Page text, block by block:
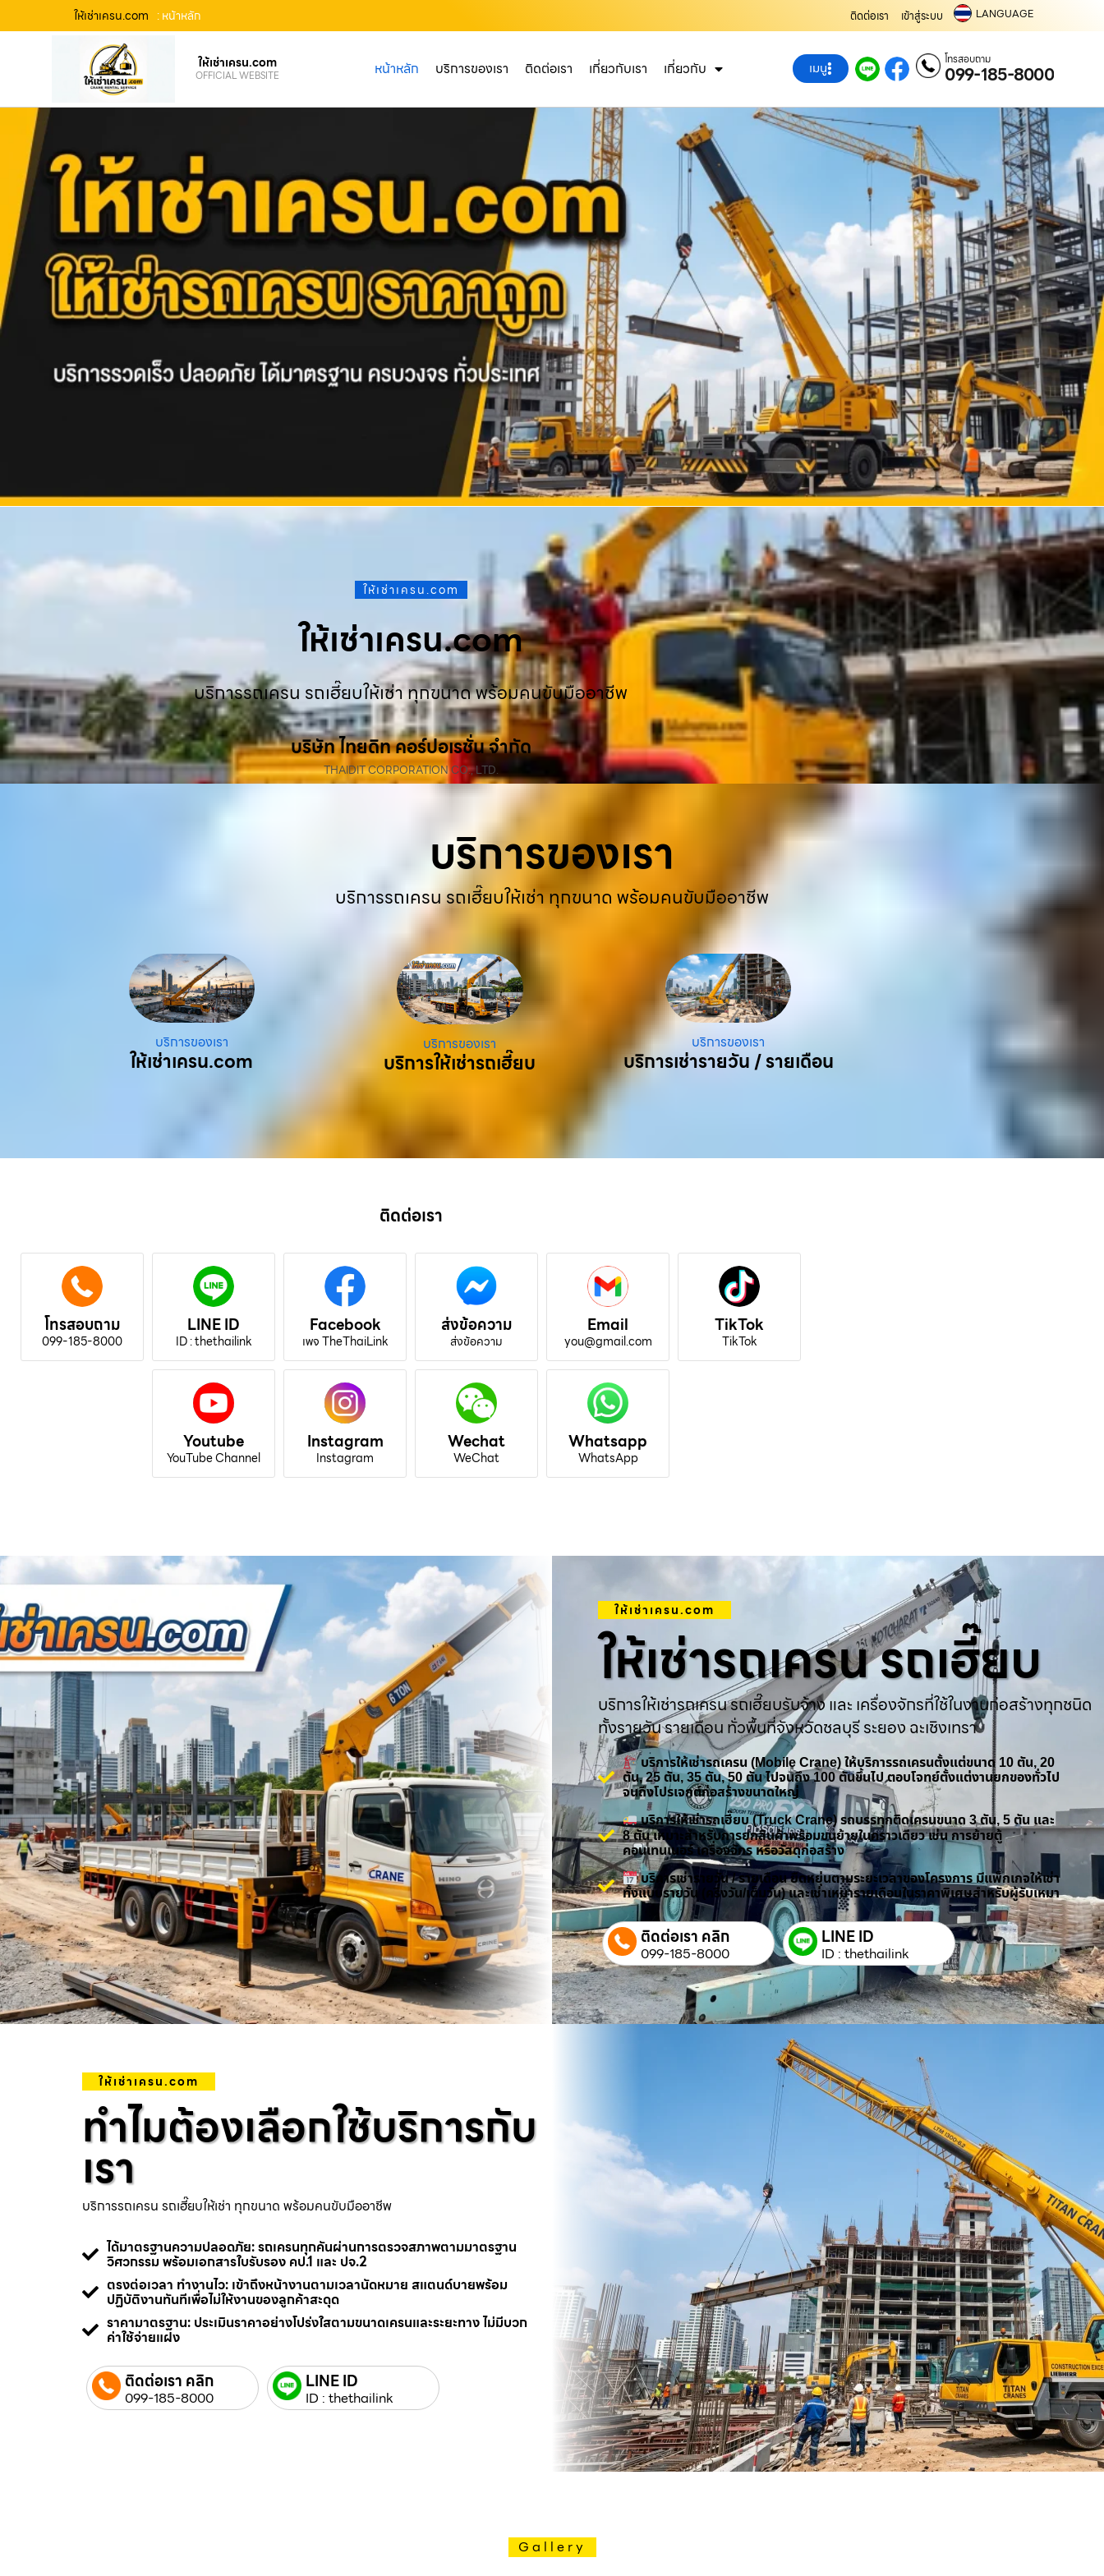
ให้เช่าเครน.com : หน้าหลัก ติดต่อเรา เข้าสู่ระบบ LANGUAGE
ให้เช่าเครน.com
OFFICIAL WEBSITE หน้าหลัก บริการของเรา ติดต่อเรา เกี่ยวกับเรา เกี่ยวกับ เมนู โทรสอบถาม
099-185-8000
ให้เช่าเครน.com
ให้เช่าเครน.com
บริการรถเครน รถเฮี๊ยบให้เช่า ทุกขนาด พร้อมคนขับมืออาชีพ
บริษัท ไทยดิท คอร์ปอเรชั่น จำกัด
THAIDIT CORPORATION CO., LTD.
บริการของเรา
บริการรถเครน รถเฮี๊ยบให้เช่า ทุกขนาด พร้อมคนขับมืออาชีพ
บริการของเรา
ให้เช่าเครน.com
บริการของเรา
บริการให้เช่ารถเฮี๊ยบ
บริการของเรา
บริการเช่ารายวัน / รายเดือน
ติดต่อเรา
โทรสอบถาม
099-185-8000
LINE ID
ID : thethailink
Facebook
เพจ TheThaiLink
ส่งข้อความ
ส่งข้อความ
Email
you@gmail.com
TikTok
TikTok
Youtube
YouTube Channel
Instagram
Instagram
Wechat
WeChat
Whatsapp
WhatsApp
ให้เช่าเครน.com
ให้เช่ารถเครน รถเฮี๊ยบ
บริการให้เช่ารถเครน รถเฮี๊ยบรับจ้าง และ เครื่องจักรที่ใช้ในงานก่อสร้างทุกชนิด
ทั้งรายวัน รายเดือน ทั่วพื้นที่จังหวัดชลบุรี ระยอง ฉะเชิงเทรา
บริการให้เช่ารถเครน (Mobile Crane) ให้บริการรถเครนตั้งแต่ขนาด 10 ตัน, 20
ตัน, 25 ตัน, 35 ตัน, 50 ตัน ไปจนถึง 100 ตันขึ้นไป ตอบโจทย์ตั้งแต่งานยกของทั่วไป
จนถึงโปรเจกต์ก่อสร้างขนาดใหญ่
บริการให้เช่ารถเฮี๊ยบ (Truck Crane) รถบรรทุกติดเครนขนาด 3 ตัน, 5 ตัน และ
8 ตัน เหมาะสำหรับการยกสินค้าพร้อมขนย้ายในคราวเดียว เช่น การย้ายตู้
คอนเทนเนอร์ เครื่องจักร หรือวัสดุก่อสร้าง
บริการเช่ารายวัน / รายเดือน ยืดหยุ่นตามระยะเวลาของโครงการ มีแพ็กเกจให้เช่า
ทั้งแบบรายวัน (ครึ่งวัน/เต็มวัน) และเช่าเหมารายเดือนในราคาพิเศษสำหรับผู้รับเหมา
ติดต่อเรา คลิก
099-185-8000
LINE ID
ID : thethailink
ให้เช่าเครน.com
ทำไมต้องเลือกใช้บริการกับ
เรา
บริการรถเครน รถเฮี๊ยบให้เช่า ทุกขนาด พร้อมคนขับมืออาชีพ
ได้มาตรฐานความปลอดภัย: รถเครนทุกคันผ่านการตรวจสภาพตามมาตรฐาน
วิศวกรรม พร้อมเอกสารใบรับรอง คป.1 และ ปจ.2
ตรงต่อเวลา ทำงานไว: เข้าถึงหน้างานตามเวลานัดหมาย สแตนด์บายพร้อม
ปฏิบัติงานทันทีเพื่อไม่ให้งานของลูกค้าสะดุด
ราคามาตรฐาน: ประเมินราคาอย่างโปร่งใสตามขนาดเครนและระยะทาง ไม่มีบวก
ค่าใช้จ่ายแฝง
ติดต่อเรา คลิก
099-185-8000
LINE ID
ID : thethailink
Gallery